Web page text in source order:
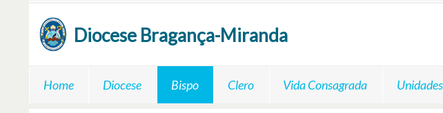
Diocese Bragança-Miranda
Home Diocese Bispo Clero Vida Consagrada